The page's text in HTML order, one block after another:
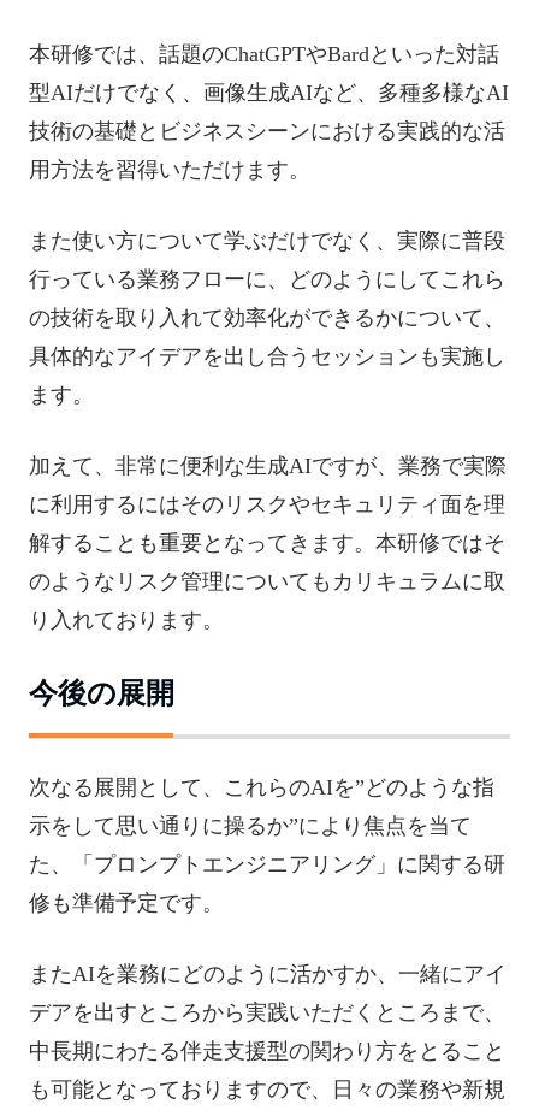
本研修では、話題のChatGPTやBardといった対話
型AIだけでなく、画像生成AIなど、多種多様なAI
技術の基礎とビジネスシーンにおける実践的な活
用方法を習得いただけます。
また使い方について学ぶだけでなく、実際に普段
行っている業務フローに、どのようにしてこれら
の技術を取り入れて効率化ができるかについて、
具体的なアイデアを出し合うセッションも実施し
ます。
加えて、非常に便利な生成AIですが、業務で実際
に利用するにはそのリスクやセキュリティ面を理
解することも重要となってきます。本研修ではそ
のようなリスク管理についてもカリキュラムに取
り入れております。
今後の展開
次なる展開として、これらのAIを”どのような指
示をして思い通りに操るか”により焦点を当て
た、「プロンプトエンジニアリング」に関する研
修も準備予定です。
またAIを業務にどのように活かすか、一緒にアイ
デアを出すところから実践いただくところまで、
中長期にわたる伴走支援型の関わり方をとること
も可能となっておりますので、日々の業務や新規